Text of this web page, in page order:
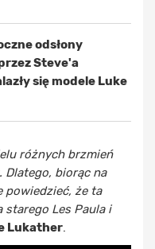
odsłony
Steve'a
się modele Luke
różnych brzmień
Dlatego, biorąc na
powiedzieć, że ta
Les Paula i
Lukather.